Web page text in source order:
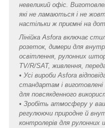
невеликий офіс.
які не ламаються і не
настільки ж приємні на
Лінійка Asfora включає
розеток, димери для
освітлення, рулонних
TV/R/SAT, живлення,
• Усі вироби Asfora
стандартам і виготовлені
для повсякденного
• Зробіть атмосферу у
регулюючи природне й
контролерів для рулонних